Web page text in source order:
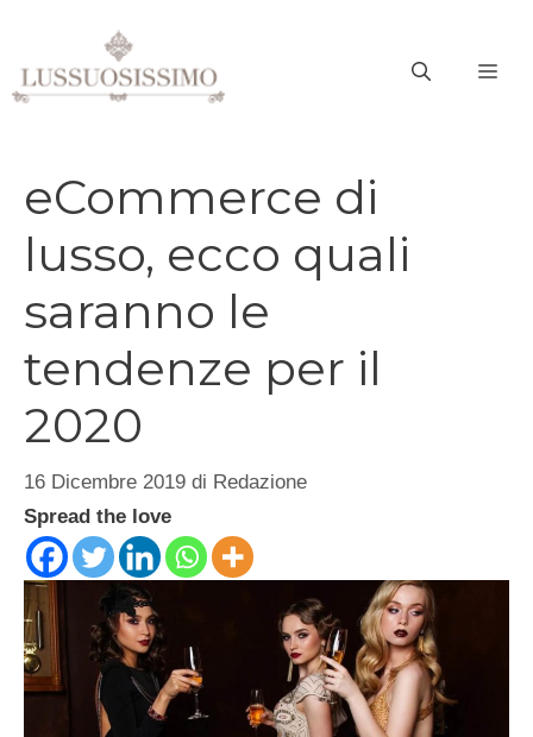
contenuto
eCommerce di
lusso, ecco quali
saranno le
tendenze per il
2020
16 Dicembre 2019 di Redazione
Spread the love